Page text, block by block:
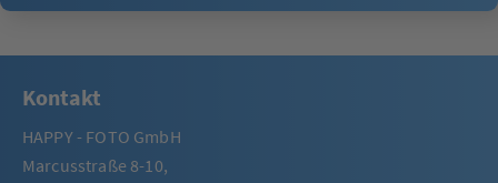
Kontakt
HAPPY - FOTO GmbH
Marcusstraße 8-10,